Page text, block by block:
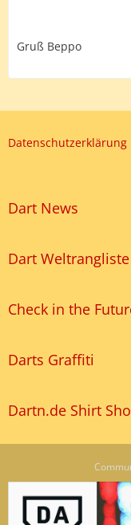
Gruß Beppo
Datenschutzerklärung
Dart News
Dart Weltrangliste
Check in the
Darts Graffiti
Dartn.de Shirt